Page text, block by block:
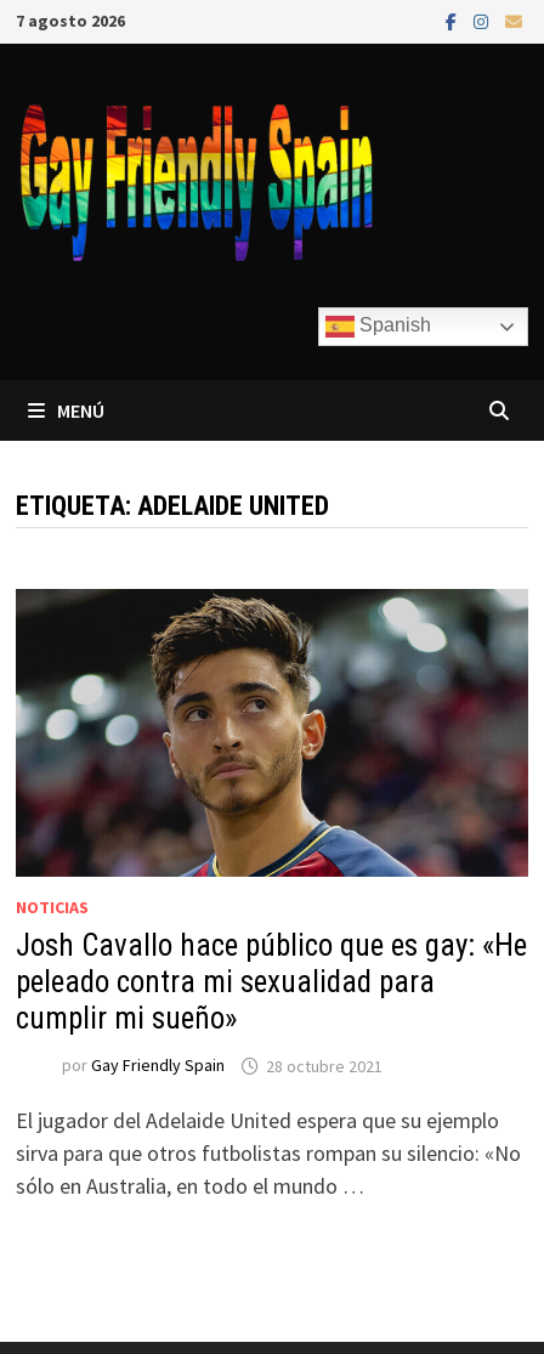
7 agosto 2026
Spanish
MENÚ
ETIQUETA: ADELAIDE UNITED
NOTICIAS
Josh Cavallo hace público que es gay: «He
peleado contra mi sexualidad para
cumplir mi sueño»
porGay Friendly Spain 28 octubre 2021
El jugador del Adelaide United espera que su ejemplo
sirva para que otros futbolistas rompan su silencio: «No
sólo en Australia, en todo el mundo …